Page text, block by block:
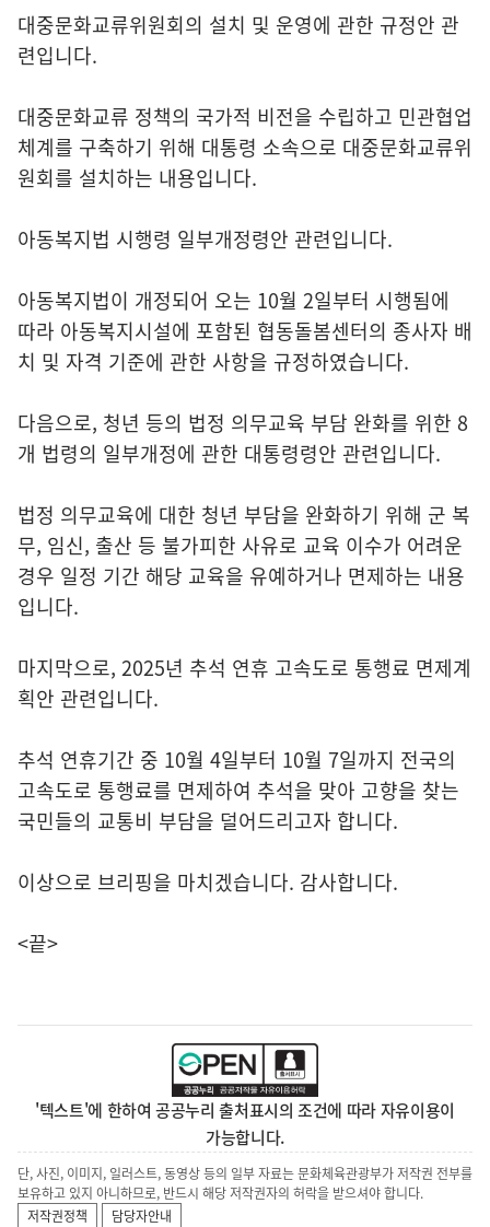
대중문화교류위원회의 설치 및 운영에 관한 규정안 관
련입니다.
대중문화교류 정책의 국가적 비전을 수립하고 민관협업
체계를 구축하기 위해 대통령 소속으로 대중문화교류위
원회를 설치하는 내용입니다.
아동복지법 시행령 일부개정령안 관련입니다.
아동복지법이 개정되어 오는 10월 2일부터 시행됨에
따라 아동복지시설에 포함된 협동돌봄센터의 종사자 배
치 및 자격 기준에 관한 사항을 규정하였습니다.
다음으로, 청년 등의 법정 의무교육 부담 완화를 위한 8
개 법령의 일부개정에 관한 대통령령안 관련입니다.
법정 의무교육에 대한 청년 부담을 완화하기 위해 군 복
무, 임신, 출산 등 불가피한 사유로 교육 이수가 어려운
경우 일정 기간 해당 교육을 유예하거나 면제하는 내용
입니다.
마지막으로, 2025년 추석 연휴 고속도로 통행료 면제계
획안 관련입니다.
추석 연휴기간 중 10월 4일부터 10월 7일까지 전국의
고속도로 통행료를 면제하여 추석을 맞아 고향을 찾는
국민들의 교통비 부담을 덜어드리고자 합니다.
이상으로 브리핑을 마치겠습니다. 감사합니다.
<끝>
'텍스트'에 한하여 공공누리 출처표시의 조건에 따라 자유이용이
가능합니다.
단, 사진, 이미지, 일러스트, 동영상 등의 일부 자료는 문화체육관광부가 저작권 전부를
보유하고 있지 아니하므로, 반드시 해당 저작권자의 허락을 받으셔야 합니다.
저작권정책
담당자안내